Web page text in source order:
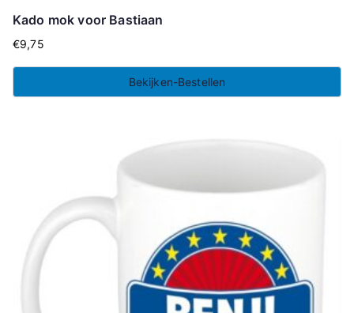
Kado mok voor Bastiaan
€9,75
Bekijken-Bestellen